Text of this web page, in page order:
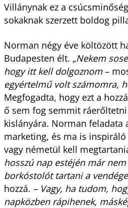
Villánynak ez a
sokaknak szerzett boldog
Norman négy éve költözött
Budapesten élt. „Nekem
hogy itt kell dolgoznom –
egyértelmű volt számomra,
Megfogadta, hogy ezt a
ő sem fog semmit
kislányára. Norman feladata
marketing, és ma is
vagy németül kell
hosszú nap estéjén már
borkóstolót tartani a
hozzá. – Vagy, ha tudom,
napközben rápihenek,